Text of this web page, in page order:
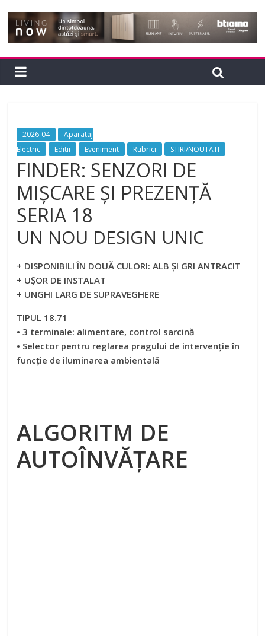
2026-04
Aparataj
Electric
Editii Eveniment Rubrici STIRI/NOUTATI
FINDER: SENZORI DE
MIȘCARE ȘI PREZENŢĂ
SERIA 18
UN NOU DESIGN UNIC
+ DISPONIBILI ÎN DOUĂ CULORI: ALB ȘI GRI ANTRACIT
+ UȘOR DE INSTALAT
+ UNGHI LARG DE SUPRAVEGHERE
TIPUL 18.71
• 3 terminale: alimentare, control sarcină
• Selector pentru reglarea pragului de intervenţie în
funcţie de iluminarea ambientală
ALGORITM DE
AUTOÎNVĂŢARE